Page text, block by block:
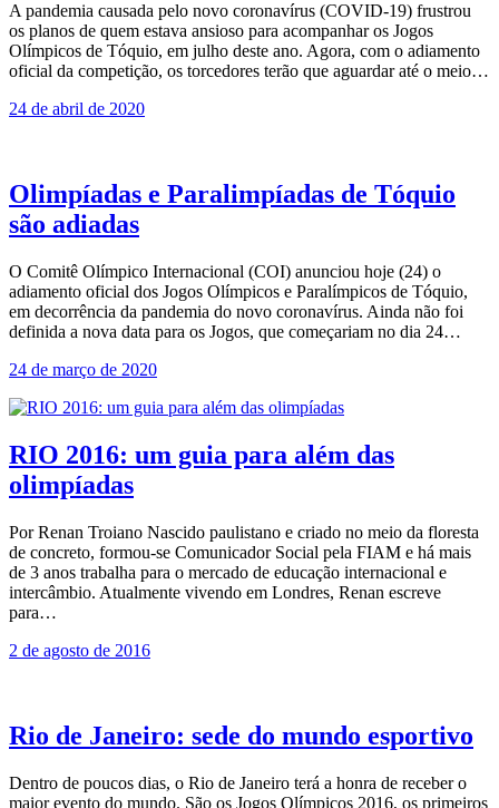
A pandemia causada pelo novo coronavírus (COVID-19) frustrou
os planos de quem estava ansioso para acompanhar os Jogos
Olímpicos de Tóquio, em julho deste ano. Agora, com o adiamento
oficial da competição, os torcedores terão que aguardar até o meio…
24 de abril de 2020
Olimpíadas e Paralimpíadas de Tóquio
são adiadas
O Comitê Olímpico Internacional (COI) anunciou hoje (24) o
adiamento oficial dos Jogos Olímpicos e Paralímpicos de Tóquio,
em decorrência da pandemia do novo coronavírus. Ainda não foi
definida a nova data para os Jogos, que começariam no dia 24…
24 de março de 2020
RIO 2016: um guia para além das
olimpíadas
Por Renan Troiano Nascido paulistano e criado no meio da floresta
de concreto, formou-se Comunicador Social pela FIAM e há mais
de 3 anos trabalha para o mercado de educação internacional e
intercâmbio. Atualmente vivendo em Londres, Renan escreve
para…
2 de agosto de 2016
Rio de Janeiro: sede do mundo esportivo
Dentro de poucos dias, o Rio de Janeiro terá a honra de receber o
maior evento do mundo. São os Jogos Olímpicos 2016, os primeiros